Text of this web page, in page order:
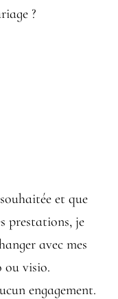
?
et que
prestations, je
avec mes
ou visio.
engagement.